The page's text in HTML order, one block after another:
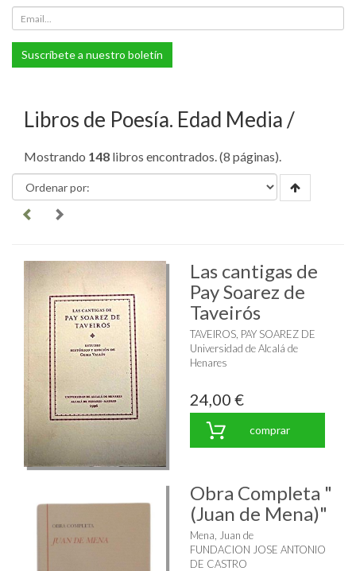
Suscríbete a nuestro boletín
Libros de Poesía. Edad Media
Mostrando 148 libros encontrados. (8 páginas).
Las cantigas de
Pay Soarez de
Taveirós
TAVEIROS, PAY SOAREZ DE
Universidad de Alcalá de
Henares
24,00 €
comprar
Obra Completa "
(Juan de Mena)"
Mena, Juan de
FUNDACION JOSE ANTONIO
DE CASTRO